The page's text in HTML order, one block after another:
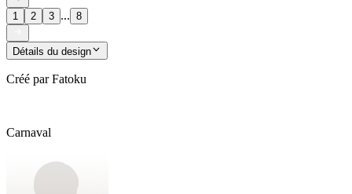
1 2 3 ... 8
Détails du design
Créé par Fatoku
Carnaval